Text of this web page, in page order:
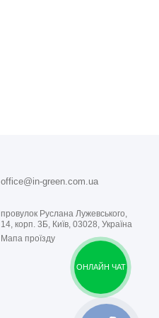
office@in-green.com.ua
провулок Руслана Лужевського,
14, корп. 3Б, Київ, 03028, Україна
Мапа проїзду
ОНЛАЙН ЧАТ